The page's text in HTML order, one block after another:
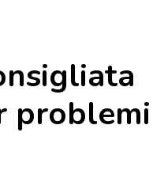
problemi